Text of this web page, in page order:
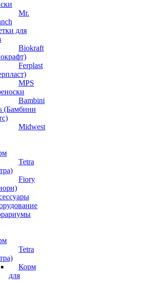
Mr.
для
Biokraft
Ferplast
MPS
Bambini
(Бамбини
Midwest
Tetra
Fiory
Tetra
Корм
для